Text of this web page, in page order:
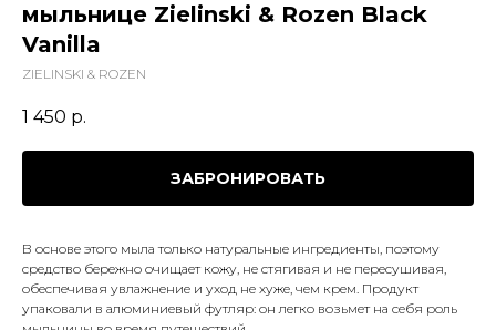
мыльнице Zielinski & Rozen Black
Vanilla
ZIELINSKI & ROZEN
1 450 р.
ЗАБРОНИРОВАТЬ
В основе этого мыла только натуральные ингредиенты, поэтому
средство бережно очищает кожу, не стягивая и не пересушивая,
обеспечивая увлажнение и уход не хуже, чем крем. Продукт
упаковали в алюминиевый футляр: он легко возьмет на себя роль